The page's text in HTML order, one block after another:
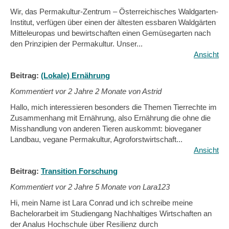
Wir, das Permakultur-Zentrum – Österreichisches Waldgarten-
Institut, verfügen über einen der ältesten essbaren Waldgärten
Mitteleuropas und bewirtschaften einen Gemüsegarten nach
den Prinzipien der Permakultur. Unser...
Ansicht
Beitrag: (Lokale) Ernährung
Kommentiert vor2 Jahre 2 Monate von Astrid
Hallo, mich interessieren besonders die Themen Tierrechte im
Zusammenhang mit Ernährung, also Ernährung die ohne die
Misshandlung von anderen Tieren auskommt: bioveganer
Landbau, vegane Permakultur, Agroforstwirtschaft...
Ansicht
Beitrag: Transition Forschung
Kommentiert vor2 Jahre 5 Monate von Lara123
Hi, mein Name ist Lara Conrad und ich schreibe meine
Bachelorarbeit im Studiengang Nachhaltiges Wirtschaften an
der Analus Hochschule über Resilienz durch